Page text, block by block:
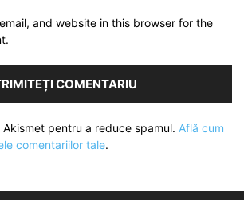
and website in this browser for the
pentru a reduce spamul. Află cum
comentariilor tale.